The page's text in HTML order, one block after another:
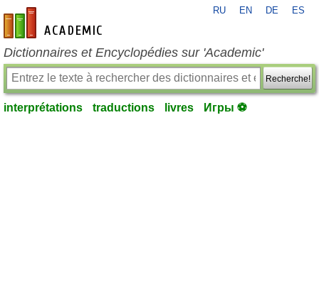
fr-academic.com
RU EN DE ES
Dictionnaires et Encyclopédies sur 'Academic'
Recherche!
interprétations traductions livres Игры ⚽